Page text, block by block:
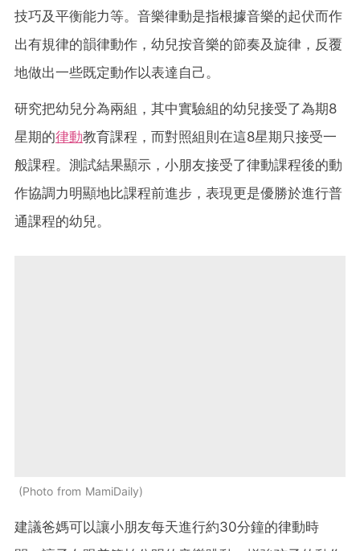
技巧及平衡能力等。音樂律動是指根據音樂的起伏而作
出有規律的韻律動作，幼兒按音樂的節奏及旋律，反覆
地做出一些既定動作以表達自己。
研究把幼兒分為兩組，其中實驗組的幼兒接受了為期8
星期的律動教育課程，而對照組則在這8星期只接受一
般課程。測試結果顯示，小朋友接受了律動課程後的動
作協調力明顯地比課程前進步，表現更是優勝於進行普
通課程的幼兒。
Photo from MamiDaily
建議爸媽可以讓小朋友每天進行約30分鐘的律動時